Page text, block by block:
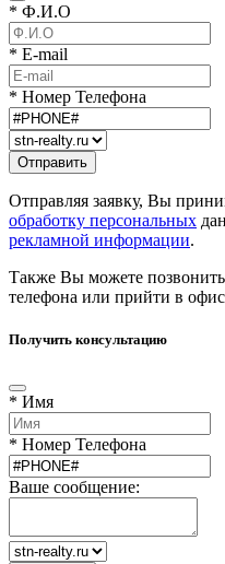
* Ф.И.О
* E-mail
* Номер Телефона
Отправляя заявку, Вы
обработку персональных
рекламной информации.
Также Вы можете
телефона или прийти в
Получить консультацию
* Имя
* Номер Телефона
Ваше сообщение: